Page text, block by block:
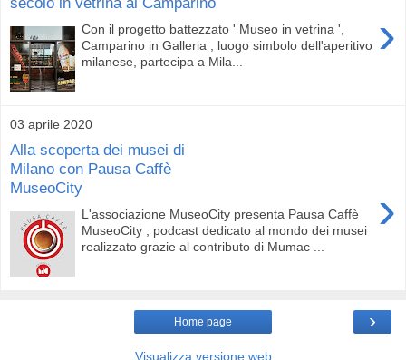
›
Con il progetto battezzato ' Museo in vetrina ',
Camparino in Galleria , luogo simbolo dell'aperitivo
milanese, partecipa a Mila...
03 aprile 2020
Alla scoperta dei musei di
Milano con Pausa Caffè
MuseoCity
›
L'associazione MuseoCity presenta Pausa Caffè
MuseoCity , podcast dedicato al mondo dei musei
realizzato grazie al contributo di Mumac ...
›
Home page
Visualizza versione web